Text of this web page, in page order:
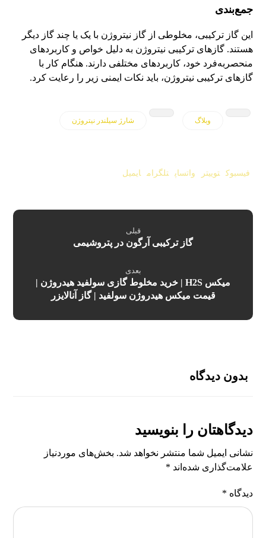
جمع‌بندی
این گاز ترکیبی، مخلوطی از گاز نیتروژن با یک یا چند گاز دیگر
هستند. گازهای ترکیبی نیتروژن به دلیل خواص و کاربردهای
منحصربه‌فرد خود، کاربردهای مختلفی دارند. هنگام کار با
گازهای ترکیبی نیتروژن، باید نکات ایمنی زیر را رعایت کرد.
وبلاگ شارژ سیلندر نیتروژن
فیسبوک توییتر واتساپ تلگرام ایمیل
قبلی
گاز ترکیبی آرگون در پتروشیمی
بعدی
میکس H2S | خرید مخلوط گازی سولفید هیدروژن |
قیمت میکس هیدروژن سولفید | گاز آنالایزر
بدون دیدگاه
دیدگاهتان را بنویسید
نشانی ایمیل شما منتشر نخواهد شد. بخش‌های موردنیاز
علامت‌گذاری شده‌اند *
دیدگاه *